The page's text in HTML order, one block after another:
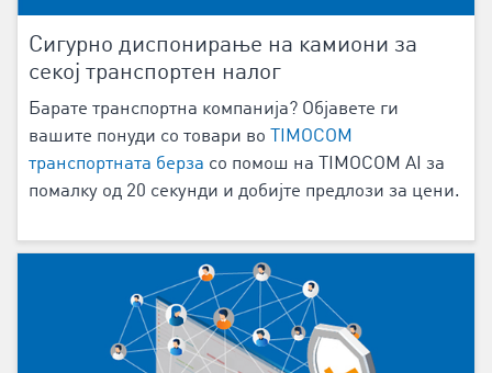
Сигурно диспонирање на камиони за
секој транспортен налог
Барате транспортна компанија? Објавете ги
вашите понуди со товари во
TIMOCOM
транспортната берза со помош на TIMOCOM AI за
помалку од 20 секунди и добијте предлози за цени.